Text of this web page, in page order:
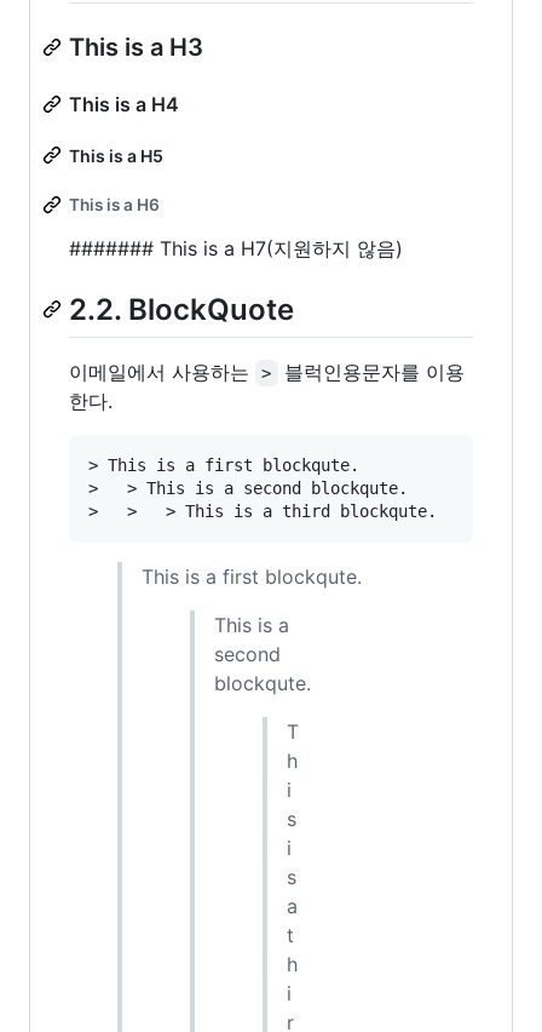
This is a H3
This is a H4
This is a H5
This is a H6
####### This is a H7(지원하지 않음)
2.2. BlockQuote
이메일에서 사용하는 >
블럭인용문자를 이용
한다.
> This is a first blockqute.
>	> This is a second blockqute.
This is a first blockqute.
This is a
second
blockqute.
T
h
i
s
i
s
a
t
h
i
r